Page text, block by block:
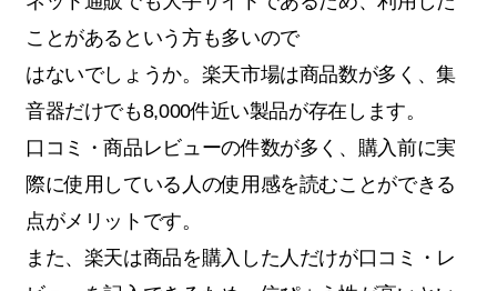
ことがあるという方も多いので
はないでしょうか。楽天市場は商品数が多く、集
音器だけでも8,000件近い製品が存在します。
口コミ・商品レビューの件数が多く、購入前に実
際に使用している人の使用感を読むことができる
点がメリットです。
また、楽天は商品を購入した人だけが口コミ・レ